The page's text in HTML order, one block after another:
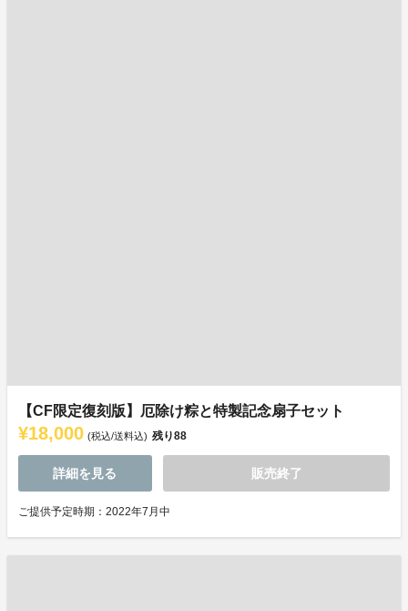
【CF限定復刻版】厄除け粽と特製記念扇子セット
¥18,000 (税込/送料込) 残り88
詳細を見る 販売終了
ご提供予定時期：2022年7月中